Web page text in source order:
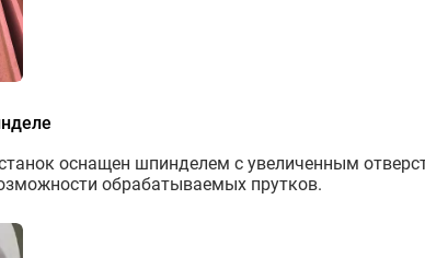
оснащен шпинделем с увеличенным
обрабатываемых прутков.